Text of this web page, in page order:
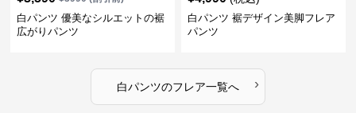
白パンツ 優美なシルエットの裾
広がりパンツ
白パンツ 裾デザイン美脚フレア
パンツ
白パンツのフレア一覧へ ›